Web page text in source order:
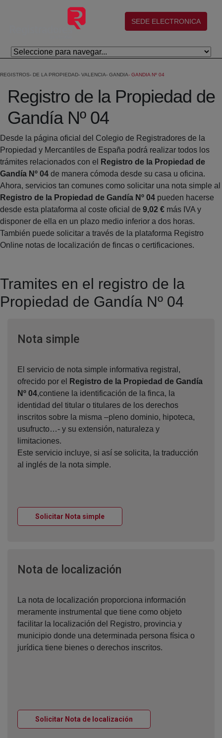
Saltar al contenido principal
(abre en nueva ventana)
SEDE ELECTRONICA
REGISTROS DE LA PROPIEDAD VALENCIA GANDIA GANDIA Nº 04
Registro de la Propiedad de
Gandía Nº 04
Desde la página oficial del Colegio de Registradores de la
Propiedad y Mercantiles de España podrá realizar todos los
trámites relacionados con el
Registro de la Propiedad de
Gandía Nº 04 de manera cómoda desde su casa u oficina.
Ahora, servicios tan comunes como solicitar una nota simple al
Registro de la Propiedad de Gandía Nº 04 pueden hacerse
desde esta plataforma al coste oficial de 9,02 € más IVA y
disponer de ella en un plazo medio inferior a dos horas.
También puede solicitar a través de la plataforma Registro
Online notas de localización de fincas o certificaciones.
Tramites en el registro de la
Propiedad de Gandía Nº 04
Nota simpleVentana nueva
El servicio de nota simple informativa registral,
ofrecido por el
Registro de la Propiedad de Gandía
Nº 04,contiene la identificación de la finca, la
identidad del titular o titulares de los derechos
inscritos sobre la misma –pleno dominio, hipoteca,
usufructo…- y su extensión, naturaleza y
limitaciones.
Este servicio incluye, si así se solicita, la traducción
al inglés de la nota simple.
Solicitar Nota simpleVentana nueva
Nota de localización
La nota de localización proporciona información
meramente instrumental que tiene como objeto
facilitar la localización del Registro, provincia y
municipio donde una determinada persona física o
jurídica tiene bienes o derechos inscritos.
Solicitar Nota de localización